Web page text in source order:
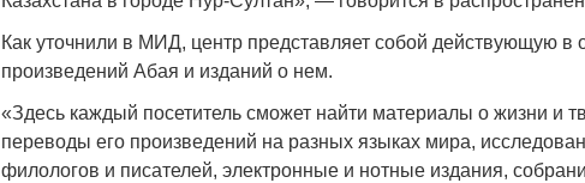
Как уточнили в МИД, центр представляет собой действующую в
произведений Абая и изданий о нем.
«Здесь каждый посетитель сможет найти материалы о жизни и
переводы его произведений на разных языках мира,
филологов и писателей, электронные и нотные издания,